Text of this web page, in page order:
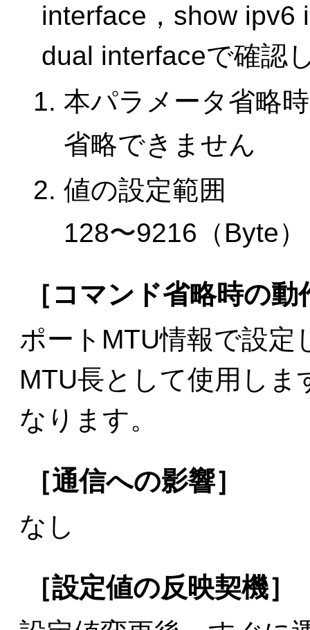
interface，show ipv6
dual interfaceで確認
本パラメータ省略
省略できません
値の設定範囲
128〜9216（Byte）
［コマンド省略時の動
ポートMTU情報で設定
MTU長として使用し
なります。
［通信への影響］
なし
［設定値の反映契機］